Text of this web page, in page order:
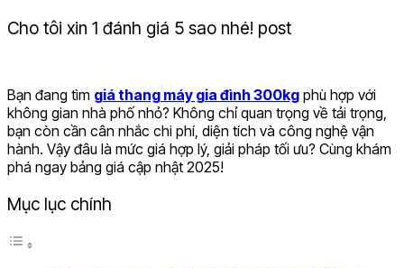
Cho tôi xin 1 đánh giá 5 sao nhé! post
Bạn đang tìm giá thang máy gia đình 300kg phù hợp với
không gian nhà phố nhỏ? Không chỉ quan trọng về tải trọng,
bạn còn cần cân nhắc chi phí, diện tích và công nghệ vận
hành. Vậy đâu là mức giá hợp lý, giải pháp tối ưu? Cùng khám
phá ngay bảng giá cập nhật 2025!
Mục lục chính